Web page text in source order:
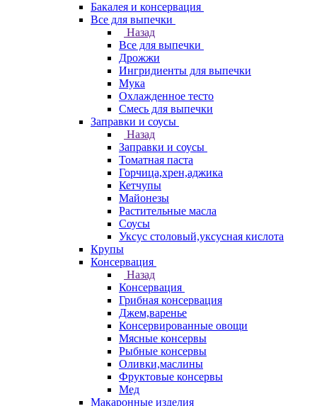
Бакалея и консервация
Все для выпечки
Назад
Все для выпечки
Дрожжи
Ингридиенты для выпечки
Мука
Охлажденное тесто
Смесь для выпечки
Заправки и соусы
Назад
Заправки и соусы
Томатная паста
Горчица,хрен,аджика
Кетчупы
Майонезы
Растительные масла
Соусы
Уксус столовый,уксусная кислота
Крупы
Консервация
Назад
Консервация
Грибная консервация
Джем,варенье
Консервированные овощи
Мясные консервы
Рыбные консервы
Оливки,маслины
Фруктовые консервы
Мед
Макаронные изделия